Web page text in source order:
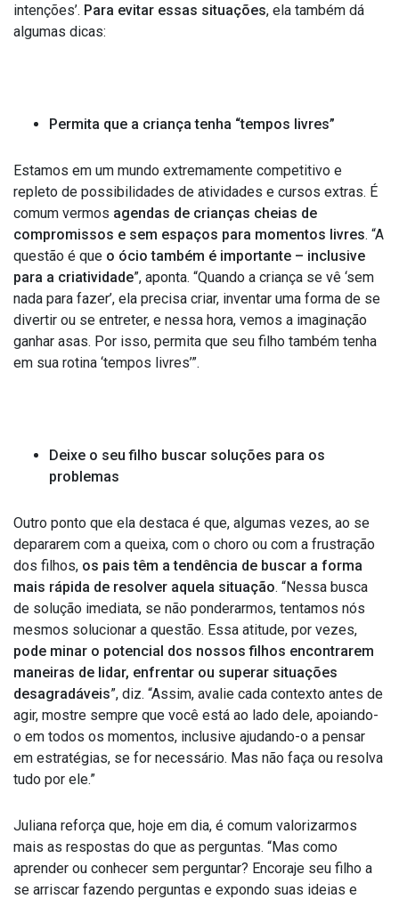
intenções’. Para evitar essas situações, ela também dá
algumas dicas:
Permita que a criança tenha “tempos livres”
Estamos em um mundo extremamente competitivo e
repleto de possibilidades de atividades e cursos extras. É
comum vermos agendas de crianças cheias de
compromissos e sem espaços para momentos livres. “A
questão é que o ócio também é importante – inclusive
para a criatividade”, aponta. “Quando a criança se vê ‘sem
nada para fazer’, ela precisa criar, inventar uma forma de se
divertir ou se entreter, e nessa hora, vemos a imaginação
ganhar asas. Por isso, permita que seu filho também tenha
em sua rotina ‘tempos livres’”.
Deixe o seu filho buscar soluções para os
problemas
Outro ponto que ela destaca é que, algumas vezes, ao se
depararem com a queixa, com o choro ou com a frustração
dos filhos, os pais têm a tendência de buscar a forma
mais rápida de resolver aquela situação. “Nessa busca
de solução imediata, se não ponderarmos, tentamos nós
mesmos solucionar a questão. Essa atitude, por vezes,
pode minar o potencial dos nossos filhos encontrarem
maneiras de lidar, enfrentar ou superar situações
desagradáveis”, diz. “Assim, avalie cada contexto antes de
agir, mostre sempre que você está ao lado dele, apoiando-
o em todos os momentos, inclusive ajudando-o a pensar
em estratégias, se for necessário. Mas não faça ou resolva
tudo por ele.”
Juliana reforça que, hoje em dia, é comum valorizarmos
mais as respostas do que as perguntas. “Mas como
aprender ou conhecer sem perguntar? Encoraje seu filho a
se arriscar fazendo perguntas e expondo suas ideias e